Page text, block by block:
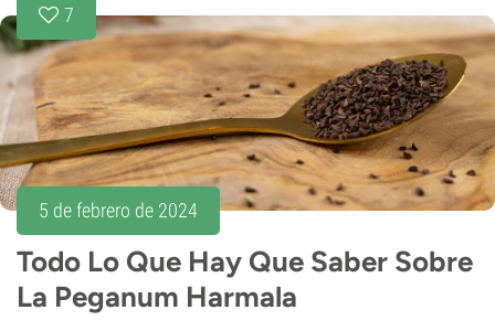
7
5 de febrero de 2024
Todo Lo Que Hay Que Saber Sobre
La Peganum Harmala